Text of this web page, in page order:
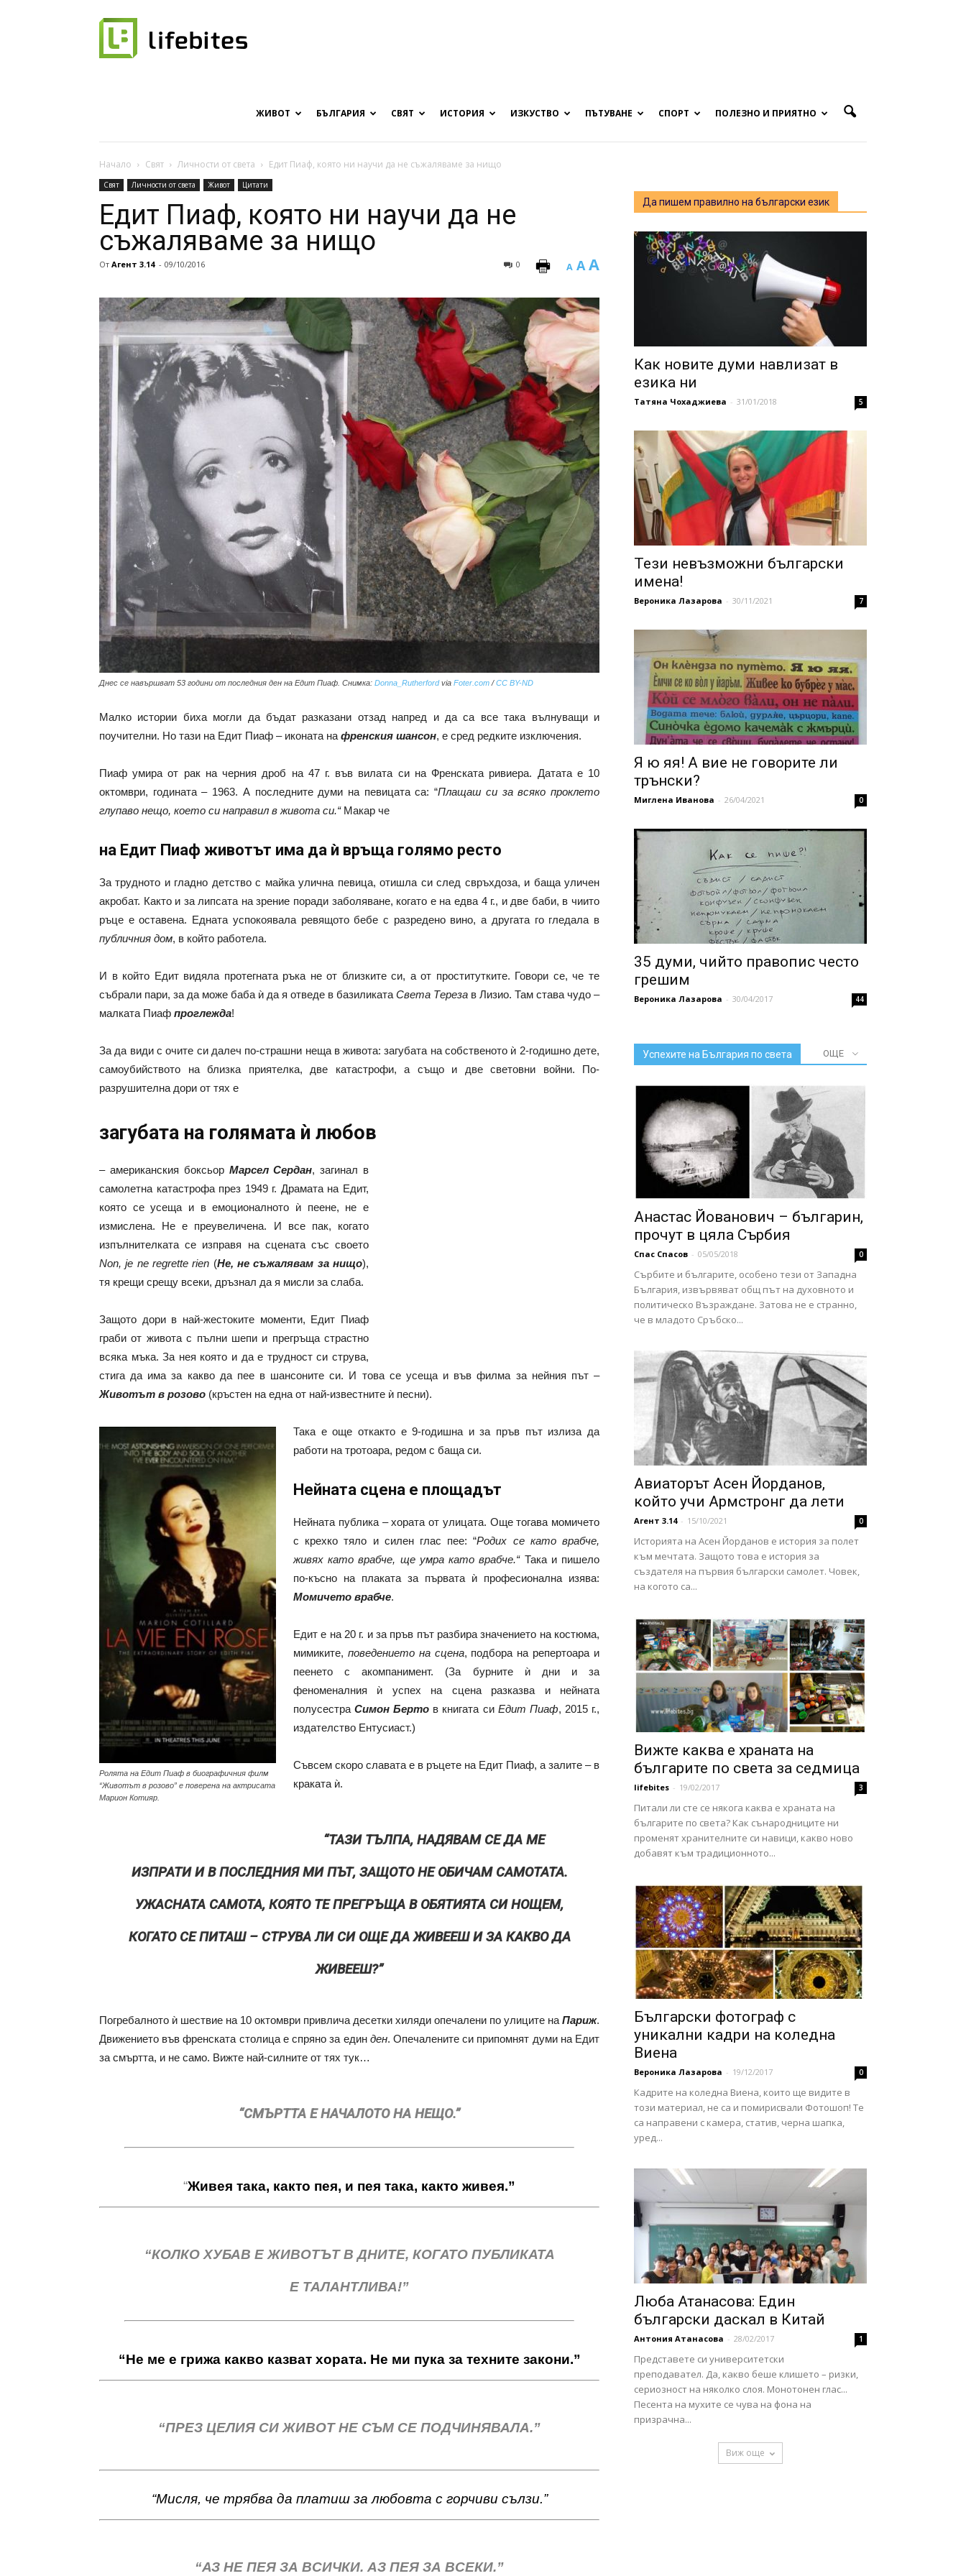
списание
за
с
на
живот
ЖИВОТ БЪЛГАРИЯ СВЯТ ИСТОРИЯ ИЗКУСТВО ПЪТУВАНЕ СПОРТ ПОЛЕЗНО И ПРИЯТНО
Начало Свят Личности от света Едит Пиаф, която ни научи да не съжаляваме за нищо
Свят Личности от света Живот Цитати
Едит Пиаф, която ни научи да не
съжаляваме за нищо
От Агент 3.14 - 09/10/2016 A A A
0
Днес се навършват 53 години от последния ден на Едит Пиаф. Снимка: Donna_Rutherfordvia Foter.com /CC BY-ND
Малко истории биха могли да бъдат разказани отзад напред и да са все така вълнуващи и
поучителни. Но тази на Едит Пиаф – иконата на френския шансон, е сред редките изключения.
Пиаф умира от рак на черния дроб на 47 г. във вилата си на Френската ривиера. Датата е 10
октомври, годината – 1963. А последните думи на певицата са: “Плащаш си за всяко проклето
глупаво нещо, което си направил в живота си.“Макар че
на Едит Пиаф животът има да ѝ връща голямо ресто
За трудното и гладно детство с майка улична певица, отишла си след свръхдоза, и баща уличен
акробат. Както и за липсата на зрение поради заболяване, когато е на едва 4 г., и две баби, в чиито
ръце е оставена. Едната успокоявала ревящото бебе с разредено вино, а другата го гледала в
публичния дом, в който работела.
И в който Едит видяла протегната ръка не от близките си, а от проститутките. Говори се, че те
събрали пари, за да може баба ѝ да я отведе в базиликата Света Тереза в Лизио. Там става чудо –
малката Пиаф проглежда!
За да види с очите си далеч по-страшни неща в живота: загубата на собственото ѝ 2-годишно дете,
самоубийството на близка приятелка, две катастрофи, а също и две световни войни. По-
разрушителна дори от тях е
загубата на голямата ѝ любов
– американския боксьор Марсел Сердан, загинал в
самолетна катастрофа през 1949 г. Драмата на Едит,
която се усеща и в емоционалното ѝ пеене, не е
измислена. Не е преувеличена. И все пак, когато
изпълнителката се изправя на сцената със своето
Non, je ne regrette rien (Не, не съжалявам за нищо),
тя крещи срещу всеки, дръзнал да я мисли за слаба.
Защото дори в най-жестоките моменти, Едит Пиаф
граби от живота с пълни шепи и прегръща страстно
всяка мъка. За нея която и да е трудност си струва,
стига да има за какво да пее в шансоните си. И това се усеща и във филма за нейния път –
Животът в розово (кръстен на една от най-известните ѝ песни).
Ролята на Едит Пиаф в биографичния филм
“Животът в розово” е поверена на актрисата
Марион Котияр.
Така е още откакто е 9-годишна и за пръв път излиза да
работи на тротоара, редом с баща си.
Нейната сцена е площадът
Нейната публика – хората от улицата. Още тогава момичето
с крехко тяло и силен глас пее: “Родих се като врабче,
живях като врабче, ще умра като врабче.“Така и пишело
по-късно на плаката за първата ѝ професионална изява:
Момичето врабче.
Едит е на 20 г. и за пръв път разбира значението на костюма,
мимиките, поведението на сцена, подбора на репертоара и
пеенето с акомпанимент. (За бурните ѝ дни и за
феноменалния ѝ успех на сцена разказва и нейната
полусестраСимон Берто в книгата си Едит Пиаф, 2015 г.,
издателство Ентусиаст.)
Съвсем скоро славата е в ръцете на Едит Пиаф, а залите – в
краката ѝ.
“ТАЗИ ТЪЛПА, НАДЯВАМ СЕ ДА МЕ
ИЗПРАТИ И В ПОСЛЕДНИЯ МИ ПЪТ, ЗАЩОТО НЕ ОБИЧАМ САМОТАТА.
УЖАСНАТА САМОТА, КОЯТО ТЕ ПРЕГРЪЩА В ОБЯТИЯТА СИ НОЩЕМ,
КОГАТО СЕ ПИТАШ – СТРУВА ЛИ СИ ОЩЕ ДА ЖИВЕЕШ И ЗА КАКВО ДА
ЖИВЕЕШ?”
Погребалното ѝ шествие на 10 октомври привлича десетки хиляди опечалени по улиците на Париж.
Движението във френската столица е спряно за един ден. Опечалените си припомнят думи на Едит
за смъртта, и не само. Вижте най-силните от тях тук…
“СМЪРТТА Е НАЧАЛОТО НА НЕЩО.”
“Живея така, както пея, и пея така, както живея.”
“КОЛКО ХУБАВ Е ЖИВОТЪТ В ДНИТЕ, КОГАТО ПУБЛИКАТА
Е ТАЛАНТЛИВА!”
“Не ме е грижа какво казват хората. Не ми пука за техните закони.”
“ПРЕЗ ЦЕЛИЯ СИ ЖИВОТ НЕ СЪМ СЕ ПОДЧИНЯВАЛА.”
“Мисля, че трябва да платиш за любовта с горчиви сълзи.”
“АЗ НЕ ПЕЯ ЗА ВСИЧКИ. AЗ ПЕЯ ЗА ВСЕКИ.”
Да пишем правилно на български език
Как новите думи навлизат в
езика ни
Татяна Чохаджиева - 31/01/2018 5
Тези невъзможни български
имена!
Вероника Лазарова - 30/11/2021 7
Я ю яя! А вие не говорите ли
трънски?
Миглена Иванова - 26/04/2021 0
35 думи, чийто правопис често
грешим
Вероника Лазарова - 30/04/2017 44
Успехите на България по света ОЩЕ
Анастас Йованович – българин,
прочут в цяла Сърбия
Спас Спасов - 05/05/2018 0
Сърбите и българите, особено тези от Западна
България, извървяват общ път на духовното и
политическо Възраждане. Затова не е странно,
че в младото Сръбско...
Авиаторът Асен Йорданов,
който учи Армстронг да лети
Агент 3.14 - 15/10/2021 0
Историята на Асен Йорданов е история за полет
към мечтата. Защото това е история за
създателя на първия български самолет. Човек,
на когото са...
Вижте каква е храната на
българите по света за седмица
lifebites - 19/02/2017 3
Питали ли сте се някога каква е храната на
българите по света? Как сънародниците ни
променят хранителните си навици, какво ново
добавят към традиционното...
Български фотограф с
уникални кадри на коледна
Виена
Вероника Лазарова - 19/12/2017 0
Кадрите на коледна Виена, които ще видите в
този материал, не са и помирисвали Фотошоп! Те
са направени с камера, статив, черна шапка,
уред...
Люба Атанасова: Един
български даскал в Китай
Антония Атанасова - 28/02/2017 1
Представете си университетски
преподавател. Да, какво беше клишето – ризки,
сериозност на няколко слоя. Монотонен глас...
Песента на мухите се чува на фона на
призрачна...
Виж още